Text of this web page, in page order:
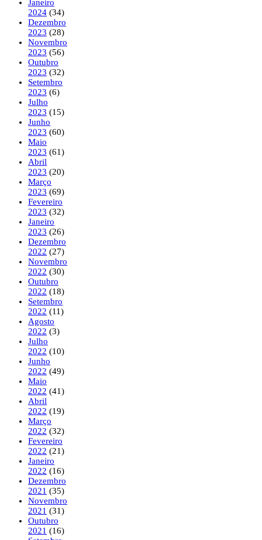
Janeiro
2024 (34)
Dezembro
2023 (28)
Novembro
2023 (56)
Outubro
2023 (32)
Setembro
2023 (6)
Julho
2023 (15)
Junho
2023 (60)
Maio
2023 (61)
Abril
2023 (20)
Março
2023 (69)
Fevereiro
2023 (32)
Janeiro
2023 (26)
Dezembro
2022 (27)
Novembro
2022 (30)
Outubro
2022 (18)
Setembro
2022 (11)
Agosto
2022 (3)
Julho
2022 (10)
Junho
2022 (49)
Maio
2022 (41)
Abril
2022 (19)
Março
2022 (32)
Fevereiro
2022 (21)
Janeiro
2022 (16)
Dezembro
2021 (35)
Novembro
2021 (31)
Outubro
2021 (16)